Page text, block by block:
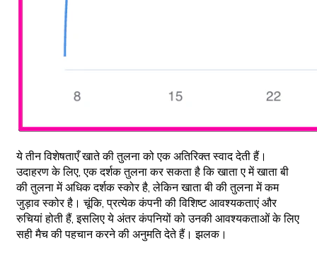
ये तीन विशेषताएँ खाते की तुलना को एक अतिरिक्त स्वाद देती हैं।
उदाहरण के लिए, एक दर्शक तुलना कर सकता है कि खाता ए में खाता बी
की तुलना में अधिक दर्शक स्कोर है, लेकिन खाता बी की तुलना में कम
जुड़ाव स्कोर है। चूंकि, प्रत्येक कंपनी की विशिष्ट आवश्यकताएं और
रुचियां होती हैं, इसलिए ये अंतर कंपनियों को उनकी आवश्यकताओं के लिए
सही मैच की पहचान करने की अनुमति देते हैं। झलक।